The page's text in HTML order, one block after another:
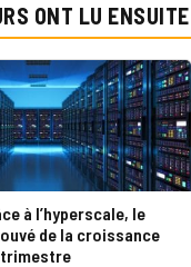
ONT LU ENSUITE
à l’hyperscale, le
de la croissance
trimestre